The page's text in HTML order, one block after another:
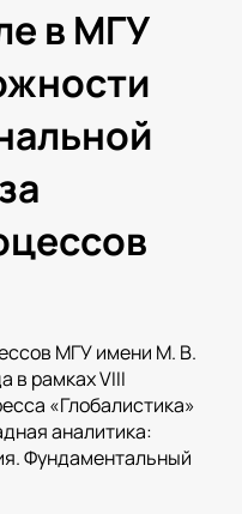
в МГУ
МГУ имени М. В.
в рамках VIII
«Глобалистика»
аналитика:
Фундаментальный